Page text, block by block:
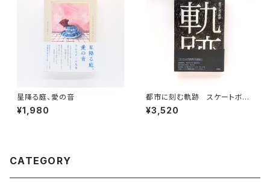
星降る庭、愛の音
¥1,980
都市に刻む軌跡 スケートボー
ダーのエスノグラフィー
¥3,520
CATEGORY